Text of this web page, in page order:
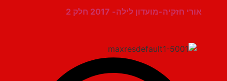
אורי חזקיה-מועדון לילה- 2017 חלק 2